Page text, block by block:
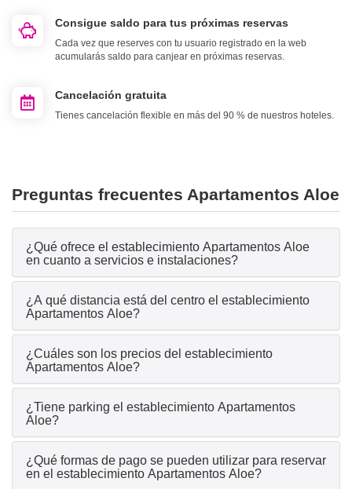
Consigue saldo para tus próximas reservas
Cada vez que reserves con tu usuario registrado en la web
acumularás saldo para canjear en próximas reservas.
Cancelación gratuita
Tienes cancelación flexible en más del 90 % de nuestros hoteles.
Preguntas frecuentes Apartamentos Aloe
¿Qué ofrece el establecimiento Apartamentos Aloe
en cuanto a servicios e instalaciones?
¿A qué distancia está del centro el establecimiento
Apartamentos Aloe?
¿Cuáles son los precios del establecimiento
Apartamentos Aloe?
¿Tiene parking el establecimiento Apartamentos
Aloe?
¿Qué formas de pago se pueden utilizar para reservar
en el establecimiento Apartamentos Aloe?